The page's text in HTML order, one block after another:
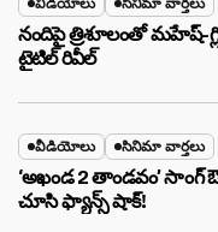
వీడియోలు సినిమా వార్తలు
నందిపై త్రిశూలంతో మహేష్-
టైటిల్ రివీల్
వీడియోలు సినిమా వార్తలు
‘అఖండ 2 తాండవం’
చూసి ఫ్యాన్స్ షాక్!